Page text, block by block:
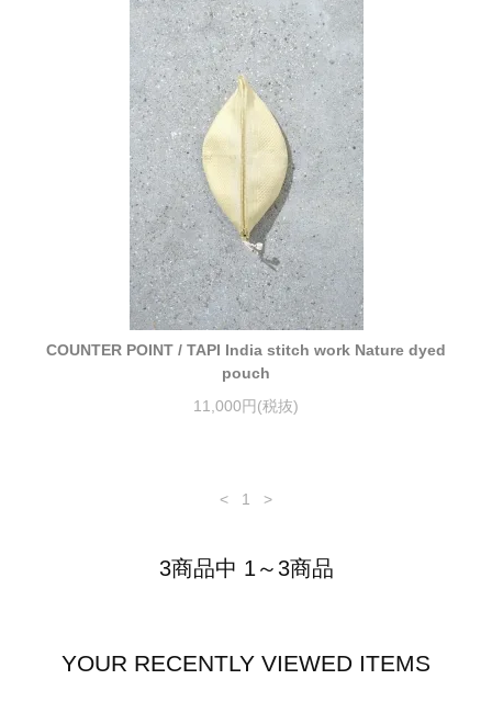
COUNTER POINT / TAPI India stitch work Nature dyed
pouch
11,000円(税抜)
< 1 >
3商品中 1～3商品
YOUR RECENTLY VIEWED ITEMS